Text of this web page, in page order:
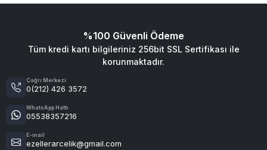
%100 Güvenli Ödeme
Tüm kredi kartı bilgileriniz 256bit SSL Sertifikası ile
korunmaktadır.
Çağrı Merkezi
0(212) 426 3572
WhatsApp Hattı
05538357216
E-mail
ezellerarcelik@gmail.com